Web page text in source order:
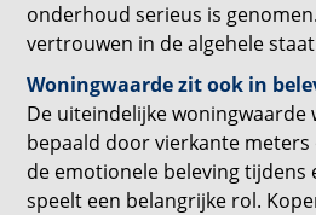
onderhoud serieus is
vertrouwen in de algehele
Woningwaarde zit ook in
De uiteindelijke
bepaald door vierkante meters
de emotionele beleving tijdens
speelt een belangrijke rol.